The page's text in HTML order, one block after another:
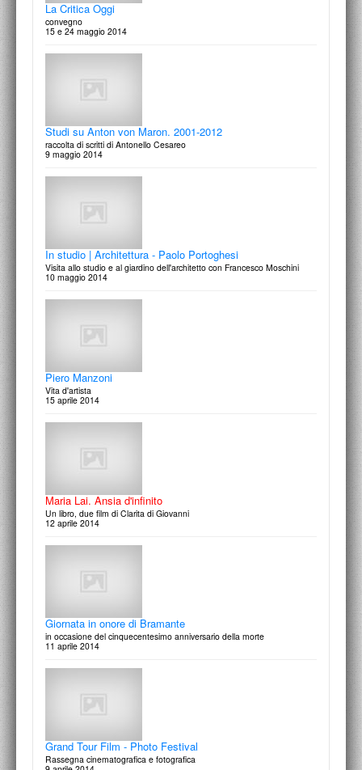
Omaggio a Giuseppe Panza di Biumo
La Critica Oggi
convegno
15 e 24 maggio 2014
Studi su Anton von Maron. 2001-2012
raccolta di scritti di Antonello Cesareo
9 maggio 2014
In studio | Architettura - Paolo Portoghesi
Visita allo studio e al giardino dell'architetto con Francesco Moschini
10 maggio 2014
Piero Manzoni
Vita d'artista
15 aprile 2014
Maria Lai. Ansia d'infinito
Un libro, due film di Clarita di Giovanni
12 aprile 2014
Giornata in onore di Bramante
in occasione del cinquecentesimo anniversario della morte
11 aprile 2014
Grand Tour Film - Photo Festival
Rassegna cinematografica e fotografica